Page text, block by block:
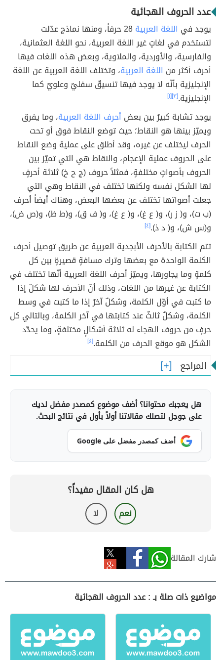
عدد الحروف الهجائية
يوجد في اللغة العربية
28 حرفاً، ومنها نماذج عدّلت
لتستخدم في لغاتٍ غير اللغة العربية، نحو اللغة العثمانية،
والفارسية، والأوردية، والملاوية، وبعض هذه اللغات فيها
أحرف أكثر من اللغة العربية، وتختلف اللغة العربية عن اللغة
الإنجليزية بأنّه لا يوجد فيها تنسيقٌ سفليٌ وعلويٌ كما
الإنجليزية.[٣] [١]
يوجد تشابهٌ كبيرٌ بين بعض أحرف اللغة العربية، وما يفرق
ويميّز بينها هو النقاط؛ حيث توضع النقاط فوق أو تحت
الحرف ليختلف عن غيره، وقد أطلق على عملية وضع النقاط
على الحروف عملية الإعجام، والنقاط هي التي تميّز بين
الحروف بأصواتٍ مختلفةٍ، فمثلاً حروف (ج ح خ) ثلاثة أحرفٍ
لها الشكل نفسه ولكنها تختلف في النقاط وهي التي
جعلت أصواتها تختلف عن بعضها البعض، وهناك أيضاً أحرف
(ب ت)، و( ز ر)، و( ع غ)، و( ع غ)، و( ف ق)، و(ط ظ)، و(ص ض)،
و(س ش)، و( د ذ).[٤]
تتم الكتابة بالأحرف الأبجدية العربية عن طريق توصيل أحرف
الكلمة الواحدة مع بعضها وترك مسافةٍ قصيرةٍ بين كل
كلمةٍ وما يجاورها، ويميّز أحرف اللغة العربية أنّها تختلف في
الكتابة عن غيرها من اللغات، وذلك أنّ الأحرف لها شكلٌ إذا
ما كتبت في أوّل الكلمة، وشكلٌ آخرٌ إذا ما كتبت في وسط
الكلمة، وشكلٌ ثالثٌ عند كتابتها في آخر الكلمة، وبالتالي كل
حرفٍ من حروف الهجاء له ثلاثة أشكالٍ مختلفةٍ، وما يحدّد
الشكل هو موقع الحرف من الكلمة.[٤]
المراجع
هل يعجبك محتوانا؟ أضف موضوع كمصدر مفضل لديك
على جوجل لتصلك مقالاتنا أولاً بأول في نتائج البحث.
أضف كمصدر مفضل على Google
هل كان المقال مفيداً؟
نعم لا
شارك المقالة
مواضيع ذات صلة بـ : عدد الحروف الهجائية